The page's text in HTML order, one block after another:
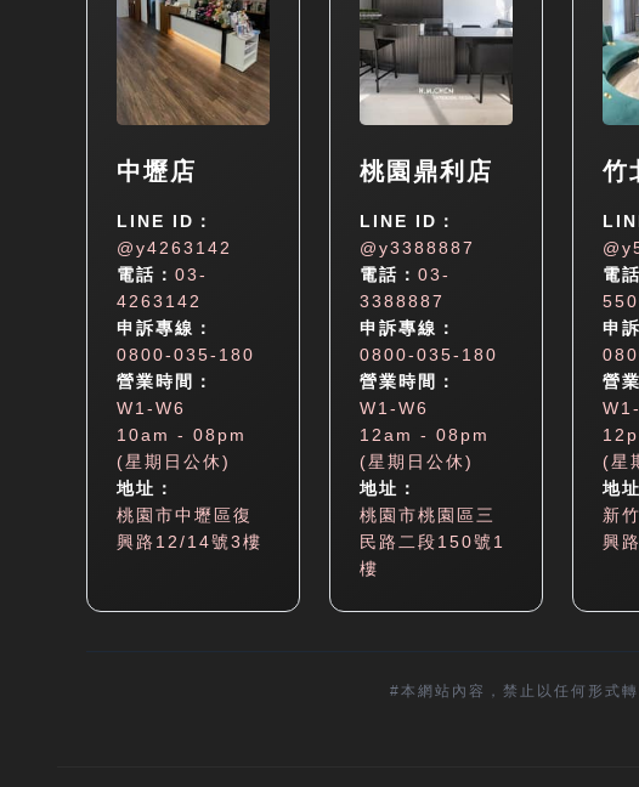
中壢店
LINE ID：
@y4263142
電話： 03-
4263142
申訴專線：
0800-035-180
營業時間：
W1-W6
10am - 08pm
(星期日公休)
地址：
桃園市中壢區復
興路12/14號3樓
桃園鼎利店
LINE ID：
@y3388887
電話： 03-
3388887
申訴專線：
0800-035-180
營業時間：
W1-W6
12am - 08pm
(星期日公休)
地址：
桃園市桃園區三
民路二段150號1
樓
竹
電
申
營
(星
地址
新
興
#本網站內容，禁止以任何形式轉